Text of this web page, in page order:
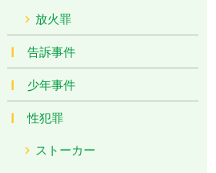
放火罪
告訴事件
少年事件
性犯罪
ストーカー